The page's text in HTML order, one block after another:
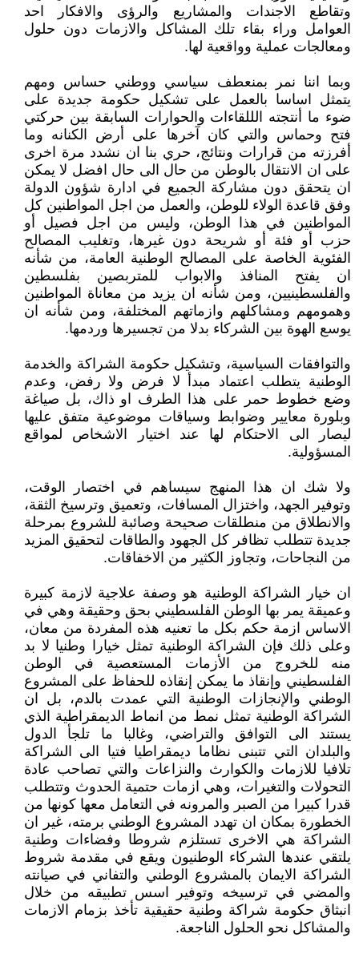
وتقاطع الاجندات والمشاريع والرؤى والافكار احد
العوامل وراء بقاء تلك المشاكل والازمات دون حلول
ومعالجات عملية وواقعية لها.
وبما اننا نمر بمنعطف سياسي ووطني حساس ومهم
يتمثل اساسا بالعمل على تشكيل حكومة جديدة على
ضوء ما أنتجته الللقاءات والحوارات السابقة بين حركتي
فتح وحماس والتي كان آخرها على أرض الكنانه وما
أفرزته من قرارات ونتائج، حري بنا ان نشدد مرة اخرى
على ان الانتقال بالوطن من حال الى حال افضل لا يمكن
ان يتحقق دون مشاركة الجميع في ادارة شؤون الدولة
وفق قاعدة الولاء للوطن، والعمل من اجل المواطنين كل
المواطنين في هذا الوطن، وليس من اجل فصيل أو
حزب أو فئة أو شريحة دون غيرها، وتغليب المصالح
الفئوية الخاصة على المصالح الوطنية العامة، من شأنه
ان يفتح المنافذ والابواب للمتربصين بفلسطين
والفلسطينيين، ومن شأنه ان يزيد من معاناة المواطنين
وهمومهم ومشاكلهم وازماتهم المختلفة، ومن شأنه ان
يوسع الهوة بين الشركاء بدلا من تجسيرها وردمها.
والتوافقات السياسية، وتشكيل حكومة الشراكة والخدمة
الوطنية يتطلب اعتماد مبدأ لا فرض ولا رفض، وعدم
وضع خطوط حمر على هذا الطرف او ذاك، بل صياغة
وبلورة معايير وضوابط وسياقات موضوعية متفق عليها
ليصار الى الاحتكام لها عند اختيار الاشخاص لمواقع
المسؤولية.
ولا شك ان هذا المنهج سيساهم في اختصار الوقت،
وتوفير الجهد، واختزال المسافات، وتعميق وترسيخ الثقة،
والانطلاق من منطلقات صحيحة وصائبة للشروع بمرحلة
جديدة تتطلب تظافر كل الجهود والطاقات لتحقيق المزيد
من النجاحات، وتجاوز الكثير من الاخفاقات.
ان خيار الشراكة الوطنية هو وصفة علاجية لازمة كبيرة
وعميقة يمر بها الوطن الفلسطيني بحق وحقيقة وهي في
الاساس ازمة حكم بكل ما تعنيه هذه المفردة من معان،
وعلى ذلك فإن الشراكة الوطنية تمثل خيارا وطنيا لا بد
منه للخروج من الأزمات المستعصية في الوطن
الفلسطيني وإنقاذ ما يمكن إنقاذه للحفاظ على المشروع
الوطني والإنجازات الوطنية التي عمدت بالدم، بل ان
الشراكة الوطنية تمثل نمط من انماط الديمقراطية الذي
يستند الى التوافق والتراضي، وغالبا ما تلجأ الدول
والبلدان التي تتبنى نظاما ديمقراطيا فتيا الى الشراكة
تلافيا للازمات والكوارث والنزاعات والتي تصاحب عادة
التحولات والتغيرات، وهي ازمات حتمية الحدوث وتتطلب
قدرا كبيرا من الصبر والمرونه في التعامل معها كونها من
الخطورة بمكان ان تهدد المشروع الوطني برمته، غير ان
الشراكة هي الاخرى تستلزم شروطا وفضاءات وطنية
يلتقي عندها الشركاء الوطنيون ويقع في مقدمة شروط
الشراكة الايمان بالمشروع الوطني والتفاني في صيانته
والمضي في ترسيخه وتوفير اسس تطبيقه من خلال
انبثاق حكومة شراكة وطنية حقيقية تأخذ بزمام الازمات
والمشاكل نحو الحلول الناجعة.